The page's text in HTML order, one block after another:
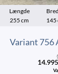
Længde
255 cm
145
Variant 756